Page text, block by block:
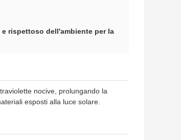
rispettoso dell'ambiente per la
nocive, prolungando la
esposti alla luce solare.